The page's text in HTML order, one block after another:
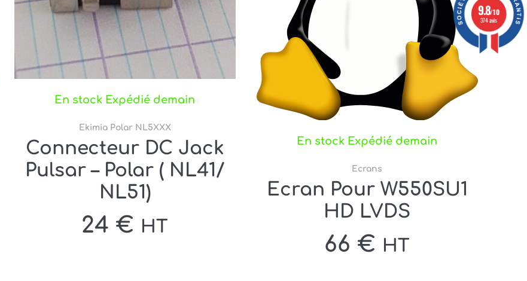
En stock Expédié demain
Ekimia Polar NL5XXX
Connecteur DC Jack
Pulsar – Polar ( NL41/
NL51)
24 € HT
En stock Expédié demain
Ecrans
Ecran Pour W550SU1
HD LVDS
66 € HT
9.8/10
374 avis